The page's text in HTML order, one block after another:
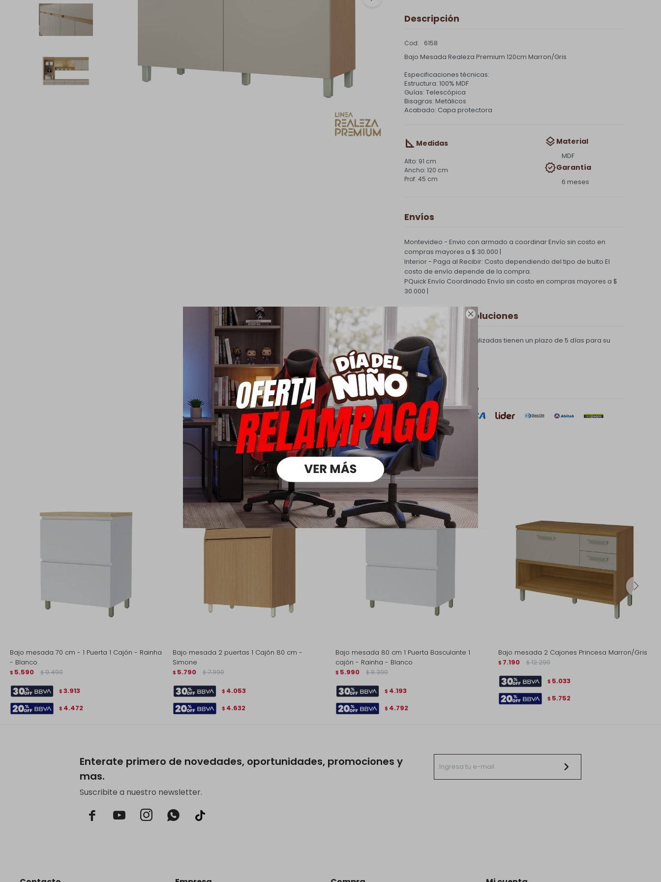

Descripción
6158
Bajo Mesada Realeza Premium 120cm Marron/Gris
Especificaciones técnicas:
Estructura: 100% MDF
Guías: Telescópica
Bisagras: Metálicos
Acabado: Capa protectora
Medidas
91 cm
120 cm
45 cm
Material
MDF
Garantía
6 meses
Envíos
Montevideo - Envio con armado a coordinarEnvío sin costo en
compras mayores a $ 30.000 |
Interior - Paga al Recibir: Costo dependiendo del tipo de bulto El
costo de envío depende de la compra.
PQuick Envío Coordinado Envío sin costo en compras mayores a $
30.000 |
Cambios y Devoluciones
Todas las compras realizadas tienen un plazo de 5 días para su
cambio.
Ver mas
Medios de pago
Productos que te pueden interesar
Bajo mesada 70 cm - 1 Puerta 1 Cajón - Rainha
- Blanco
$ 5.590 $ 9.490
$ 3.913
$ 4.472
Bajo mesada 2 puertas 1 Cajón 80 cm -
Simone
$ 5.790 $ 7.990
$ 4.053
$ 4.632
Bajo mesada 80 cm 1 Puerta Basculante 1
cajón - Rainha - Blanco
$ 5.990 $ 8.390
$ 4.193
$ 4.792
Bajo mesada 2 Cajones Princesa Marron/Gris
$ 7.190 $ 12.290
$ 5.033
$ 5.752
Enterate primero de novedades, oportunidades, promociones y
mas.
Suscribite a nuestro newsletter.
  